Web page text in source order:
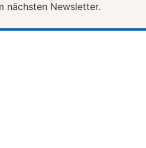
nächsten Newsletter.